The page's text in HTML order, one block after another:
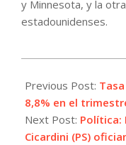
y Minnesota, y la
estadounidenses.
05-
29
Previous Post:
8,8% en el
Next Post: Política:
Cicardini (PS)